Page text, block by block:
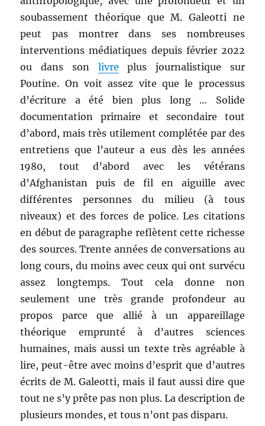
soubassement théorique que M. Galeotti ne
peut pas montrer dans ses nombreuses
interventions médiatiques depuis février 2022
ou dans son livre plus journalistique sur
Poutine. On voit assez vite que le processus
d’écriture a été bien plus long … Solide
documentation primaire et secondaire tout
d’abord, mais très utilement complétée par des
entretiens que l’auteur a eus dès les années
1980, tout d’abord avec les vétérans
d’Afghanistan puis de fil en aiguille avec
différentes personnes du milieu (à tous
niveaux) et des forces de police. Les citations
en début de paragraphe reflètent cette richesse
des sources. Trente années de conversations au
long cours, du moins avec ceux qui ont survécu
assez longtemps. Tout cela donne non
seulement une très grande profondeur au
propos parce que allié à un appareillage
théorique emprunté à d’autres sciences
humaines, mais aussi un texte très agréable à
lire, peut-être avec moins d’esprit que d’autres
écrits de M. Galeotti, mais il faut aussi dire que
tout ne s’y prête pas non plus. La description de
plusieurs mondes, et tous n’ont pas disparu.